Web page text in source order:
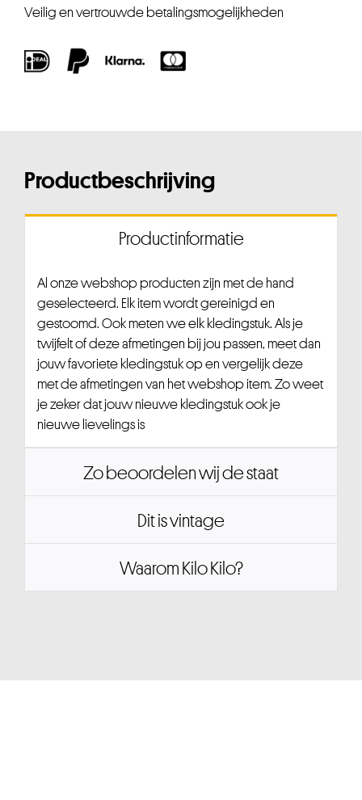
Veilig en vertrouwde betalingsmogelijkheden
Productbeschrijving
Productinformatie
Al onze webshop producten zijn met de hand
geselecteerd. Elk item wordt gereinigd en
gestoomd. Ook meten we elk kledingstuk. Als je
twijfelt of deze afmetingen bij jou passen, meet dan
jouw favoriete kledingstuk op en vergelijk deze
met de afmetingen van het webshop item. Zo weet
je zeker dat jouw nieuwe kledingstuk ook je
nieuwe lievelings is
Zo beoordelen wij de staat
Dit is vintage
Waarom Kilo Kilo?